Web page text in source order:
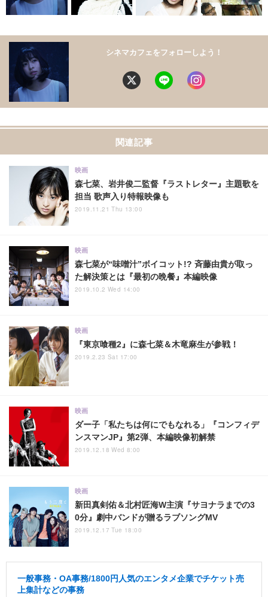
シネマカフェをフォローしよう！
関連記事
森七菜、岩井俊二監督『ラストレター』主題歌を
担当 歌声入り特報映像も
映画
2019.11.21 Thu 13:00
森七菜が“味噌汁”ボイコット!? 斉藤由貴が取っ
た解決策とは『最初の晩餐』本編映像
映画
2019.10.2 Wed 14:00
『東京喰種2』に森七菜＆木竜麻生が参戦！
映画
2019.2.23 Sat 17:00
ダー子「私たちは何にでもなれる」『コンフィデ
ンスマンJP』第2弾、本編映像初解禁
映画
2019.12.18 Wed 8:00
新田真剣佑＆北村匠海W主演『サヨナラまでの3
0分』劇中バンドが贈るラブソングMV
映画
2019.12.17 Tue 18:00
一般事務・OA事務/1800円人気のエンタメ企業でチケット売
上集計などの事務